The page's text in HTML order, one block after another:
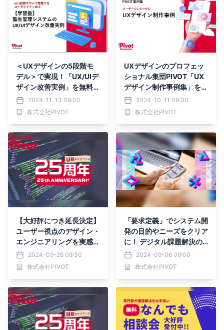
＜UXデザインの5段階モ
デル＞で実現！「UX/UIデ
ザイン改善実例」を無料公
開
2024-11-13 09:00
株式会社PIVOT
UXデザインのプロフェッ
ショナル集団PIVOT「UX
デザイン制作事例集」を無
料公開2024-10-11 09:30
株式会社PIVOT
【大好評につき延長決定】
ユーザー視点のデザイン・
エンジニアリングを実感で
きる 3つの無料お試しキャ
ンペーン！
2024-09-26 09:30
株式会社PIVOT
「要求定義」でシステム開
発の目的やニーズをクリア
に！ デジタル課題解決の
新たなアプローチを公開
2024-09-06 09:00
株式会社PIVOT